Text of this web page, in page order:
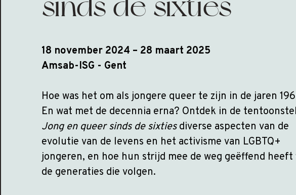
18 november 2024 – 28 maart 2025
Amsab-ISG - Gent
Hoe was het om als jongere queer te zijn in de jaren
En wat met de decennia erna? Ontdek in de
Jong en queer sinds de sixtiesdiverse aspecten van de
evolutie van de levens en het activisme van LGBTQ+
jongeren, en hoe hun strijd mee de weg geëffend heeft
de generaties die volgen.